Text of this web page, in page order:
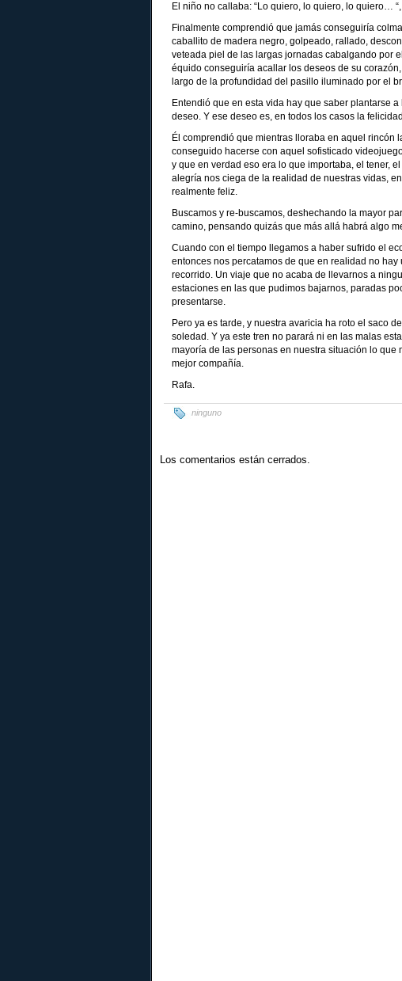
El niño no callaba: “Lo quiero, lo quiero, lo quiero…
Finalmente comprendió que jamás conseguiría
caballito de madera negro, golpeado, rallado,
veteada piel de las largas jornadas cabalgando por
équido conseguiría acallar los deseos de su
largo de la profundidad del pasillo iluminado por el
Entendió que en esta vida hay que saber plantarse
deseo. Y ese deseo es, en todos los casos la
Él comprendió que mientras lloraba en aquel rincón
conseguido hacerse con aquel sofisticado
y que en verdad eso era lo que importaba, el tener,
alegría nos ciega de la realidad de nuestras vidas,
realmente feliz.
Buscamos y re-buscamos, deshechando la mayor
camino, pensando quizás que más allá habrá algo
Cuando con el tiempo llegamos a haber sufrido el
entonces nos percatamos de que en realidad no
recorrido. Un viaje que no acaba de llevarnos a
estaciones en las que pudimos bajarnos, paradas
presentarse.
Pero ya es tarde, y nuestra avaricia ha roto el saco
soledad. Y ya este tren no parará ni en las malas
mayoría de las personas en nuestra situación lo
mejor compañía.
Rafa.
ninguno
Los comentarios están cerrados.